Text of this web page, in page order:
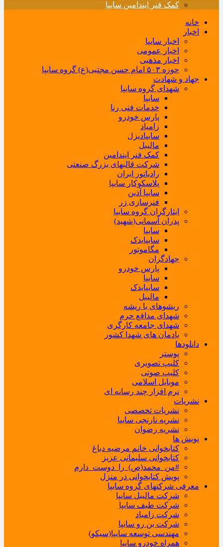
کمک فنر ایندامین سایپا
خانه
اخبار
اخبار سایپا
اخبار عمومی
اخبار مذهبی
حوزه ۵۰۳ امام حسن مجتبی(ع) گروه سایپا
جهاد و شهادت
شهدای گروه سایپا
سایپا
خدمات فنی رنا
پارس خودرو
زامیاد
سایپادیزل
مالیبل
کمک فنر ایندامین
شرکت قالبهای بزرگ صنعتی
رادیاتور ایران
پلاسکوکار سایپا
سایپا آذین
فنرسازی زر
ایثارگران گروه سایپا
پدران آسمانی(شهید)
سایپا
سایپایدک
مگاموتور
جهادگران
پارس خودرو
سایپا
سایپایدک
مالیبل
ریشوهای با ریشه
شهدای مدافع حرم
شهدای جامعه کارگری
یادمان های شهدا کشور
دانلودها
پوستر
کلیپ تصویری
کلیپ صوتی
موبایل اسلامی
نرم افزار چند رسانه ای
نشریات
نشریات تخصصی
نشریه نارنجی سایپا
نشریه رضوان
پویش ها
کتابخوانی خانم مرضیه دباغ
کتابخوانی سلیمانی عزیز
#من_محمد(ص)_را_دوست_دارم
پویش کتابخوانی در منزل
معرفی شرکتهای گروه سایپا
شرکت مالیبل سایپا
شرکت طیف سایپا
شرکت زامیاد
شرکت بن رو سایپا
مهندسی توسعه سایپا(سیکو)
همراه خودرو سایپا